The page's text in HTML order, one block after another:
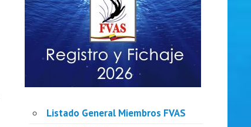
Listado General Miembros FVAS